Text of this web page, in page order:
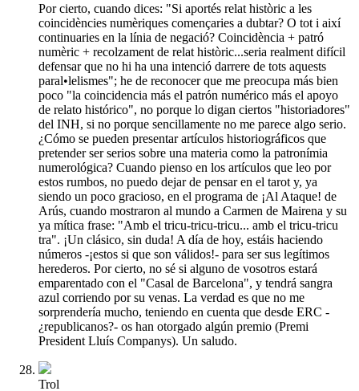
Por cierto, cuando dices: "Si aportés relat històric a les
coincidències numèriques començaries a dubtar? O tot i així
continuaries en la línia de negació? Coincidència + patró
numèric + recolzament de relat històric...seria realment difícil
defensar que no hi ha una intenció darrere de tots aquests
paral•lelismes"; he de reconocer que me preocupa más bien
poco "la coincidencia más el patrón numérico más el apoyo
de relato histórico", no porque lo digan ciertos "historiadores"
del INH, si no porque sencillamente no me parece algo serio.
¿Cómo se pueden presentar artículos historiográficos que
pretender ser serios sobre una materia como la patronímia
numerológica? Cuando pienso en los artículos que leo por
estos rumbos, no puedo dejar de pensar en el tarot y, ya
siendo un poco gracioso, en el programa de ¡Al Ataque! de
Arús, cuando mostraron al mundo a Carmen de Mairena y su
ya mítica frase: "Amb el tricu-tricu-tricu... amb el tricu-tricu
tra". ¡Un clásico, sin duda! A día de hoy, estáis haciendo
números -¡estos si que son válidos!- para ser sus legítimos
herederos. Por cierto, no sé si alguno de vosotros estará
emparentado con el "Casal de Barcelona", y tendrá sangra
azul corriendo por su venas. La verdad es que no me
sorprendería mucho, teniendo en cuenta que desde ERC -
¿republicanos?- os han otorgado algún premio (Premi
President Lluís Companys). Un saludo.
Trol